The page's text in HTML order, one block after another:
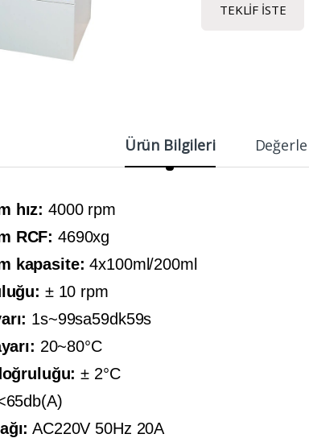
TEKLIF İSTE
Ürün Bilgileri
hız: 4000 rpm
RCF:4690xg
kapasite:4x100ml/200ml
± 10 rpm
1s~99sa59dk59s
20~80°C
± 2°C
AC220V 50Hz 20A